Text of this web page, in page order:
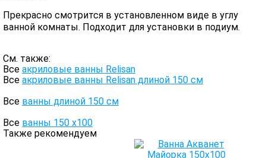
Прекрасно смотрится в установленном виде в углу
ванной комнаты. Подходит для установки в подиум.
См. также:
Все акриловые ванны Relisan
Все акриловые ванны Relisan длиной 150 см
Все ванны длиной 150 см
Все ванны 150 х100
Также рекомендуем